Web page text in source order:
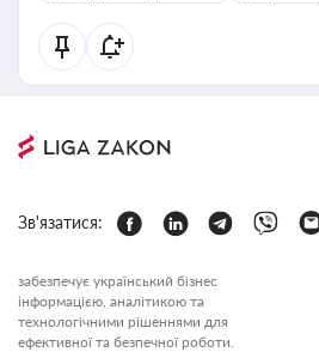
Зв'язатися:
забезпечує український бізнес
інформацією, аналітикою та
технологічними рішеннями для
ефективної та безпечної роботи.